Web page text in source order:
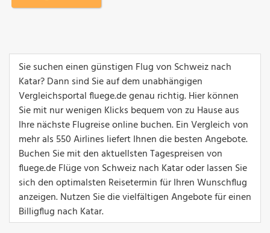
Sie suchen einen günstigen Flug von Schweiz nach
Katar? Dann sind Sie auf dem unabhängigen
Vergleichsportal fluege.de genau richtig. Hier können
Sie mit nur wenigen Klicks bequem von zu Hause aus
Ihre nächste Flugreise online buchen. Ein Vergleich von
mehr als 550 Airlines liefert Ihnen die besten Angebote.
Buchen Sie mit den aktuellsten Tagespreisen von
fluege.de Flüge von Schweiz nach Katar oder lassen Sie
sich den optimalsten Reisetermin für Ihren Wunschflug
anzeigen. Nutzen Sie die vielfältigen Angebote für einen
Billigflug nach Katar.